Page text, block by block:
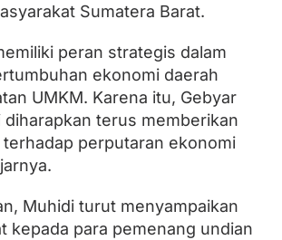
Sumatera Barat.
peran strategis dalam
ekonomi daerah
UMKM. Karena itu, Gebyar
diharapkan terus memberikan
perputaran ekonomi
Muhidi turut menyampaikan
kepada para pemenang undian